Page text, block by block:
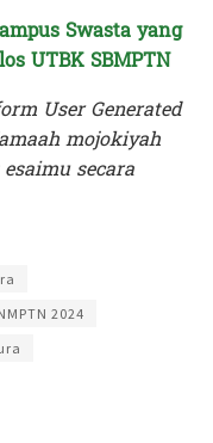
Swasta yang
UTBK SBMPTN
User Generated
mojokiyah
secara
2024